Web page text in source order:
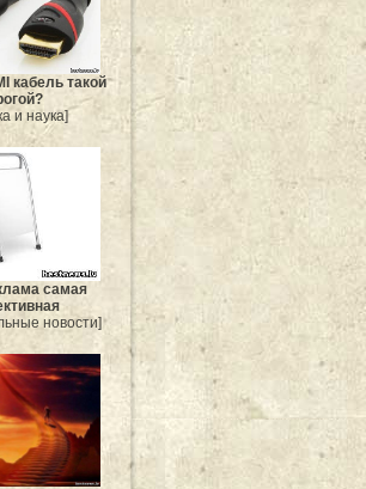
кабель такой
и наука]
самая
новости]